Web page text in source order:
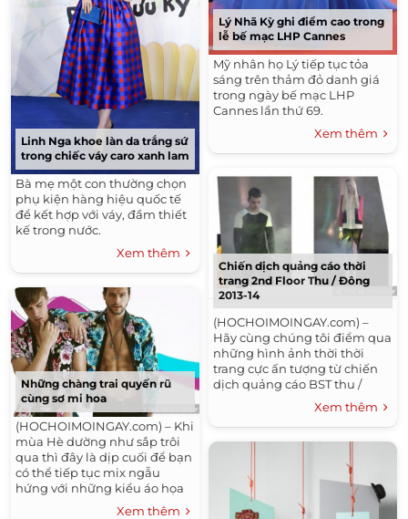
Linh Nga khoe làn da trắng sứ
trong chiếc váy caro xanh lam
Bà mẹ một con thường chọn
phụ kiện hàng hiệu quốc tế
để kết hợp với váy, đầm thiết
kế trong nước.
Xem thêm
Những chàng trai quyến rũ
cùng sơ mi hoa
(HOCHOIMOINGAY.com) – Khi
mùa Hè dường như sắp trôi
qua thì đây là dịp cuối để bạn
có thể tiếp tục mix ngẫu
hứng với những kiểu áo họa
tiết hoa đang gây ‘sóng gió’
Xem thêm
Lý Nhã Kỳ ghi điểm cao trong
lễ bế mạc LHP Cannes
Mỹ nhân họ Lý tiếp tục tỏa
sáng trên thảm đỏ danh giá
trong ngày bế mạc LHP
Cannes lần thứ 69.
Xem thêm
Chiến dịch quảng cáo thời
trang 2nd Floor Thu / Đông
2013-14
(HOCHOIMOINGAY.com) –
Hãy cùng chúng tôi điểm qua
những hình ảnh thời thời
trang cực ấn tượng từ chiến
dịch quảng cáo BST thu /
đông 2013-14 của thời trang
2nd Floor. Đồng hành cùng...
Xem thêm